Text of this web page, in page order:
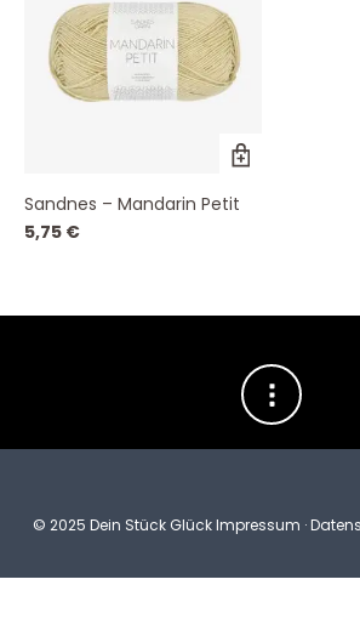
können
der
Produktseite
gewählt
werden
Sandnes – Mandarin Petit
5,75 €
© 2025 Dein Stück GlückImpressum ·